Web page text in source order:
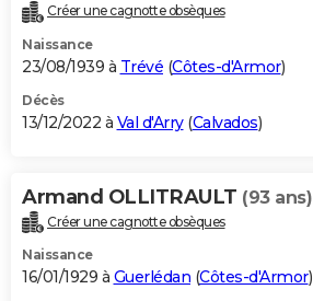
Créer une cagnotte obsèques
Naissance
23/08/1939 à Trévé (Côtes-d'Armor)
Décès
13/12/2022 à Val d'Arry(Calvados)
Armand OLLITRAULT (93 ans)
Créer une cagnotte obsèques
Naissance
16/01/1929 à Guerlédan (Côtes-d'Armor)